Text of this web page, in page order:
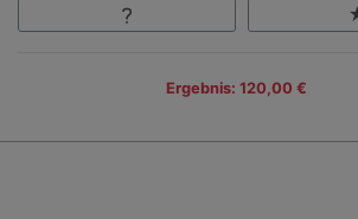
Ergebnis: 120,00 €